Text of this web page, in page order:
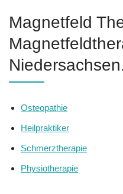
Magnetfeld
Osteopathie
Heilpraktiker
Schmerztherapie
Physiotherapie